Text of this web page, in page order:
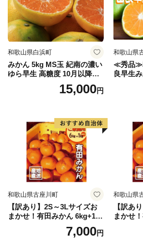
和歌山県白浜町
みかん 5kg MS玉 紀南の濃い
ゆら早生 高糖度 10月以降発
送 マルチ被覆栽培15,000円
和歌山県
≪秀品≫
良早生
まかせ
和歌山県古座川町
【訳あり】2S～3Lサイズお
まかせ！有田みかん 6kg+1kg
保証分 11月から12月下旬ま
でに順次発送致します。 / 訳
7,000円
和歌山県
【訳あ
まかせ
保証分
でに順